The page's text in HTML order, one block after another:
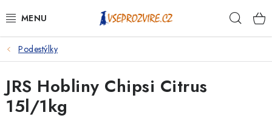
na
PSI
KOČKY
KONĚ
Podestýlky
JRS Hobliny Chipsi Citrus
15l/1kg